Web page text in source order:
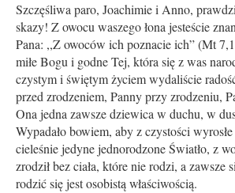
Szczęśliwa paro, Joachimie i Anno,
skazy! Z owocu waszego łona jesteście
Pana: ,,Z owoców ich poznacie ich” (Mt
miłe Bogu i godne Tej, która się z was
czystym i świętym życiem wydaliście
przed zrodzeniem, Panny przy zrodzeniu,
Ona jedna zawsze dziewica w duchu, w
Wypadało bowiem, aby z czystości
cieleśnie jedyne jednorodzone Światło, z
zrodził bez ciała, które nie rodzi, a zawsze
rodzić się jest osobistą właściwością.